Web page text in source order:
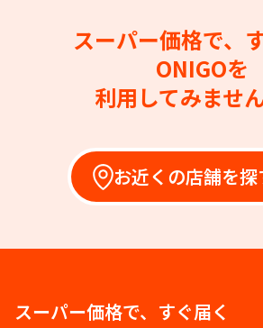
スーパー価格で、
ONIGOを
利用してみませ
お近くの店舗を探
スーパー価格で、すぐ届く